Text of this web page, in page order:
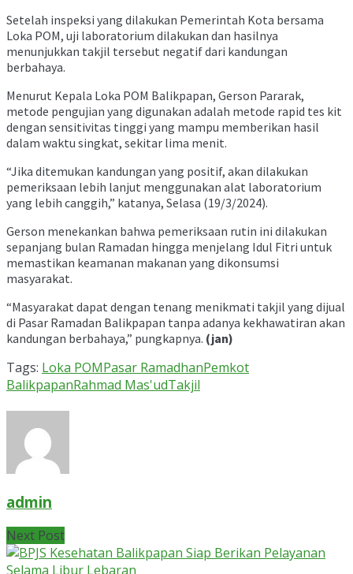
Setelah inspeksi yang dilakukan Pemerintah Kota bersama
Loka POM, uji laboratorium dilakukan dan hasilnya
menunjukkan takjil tersebut negatif dari kandungan
berbahaya.
Menurut Kepala Loka POM Balikpapan, Gerson Pararak,
metode pengujian yang digunakan adalah metode rapid tes kit
dengan sensitivitas tinggi yang mampu memberikan hasil
dalam waktu singkat, sekitar lima menit.
“Jika ditemukan kandungan yang positif, akan dilakukan
pemeriksaan lebih lanjut menggunakan alat laboratorium
yang lebih canggih,” katanya, Selasa (19/3/2024).
Gerson menekankan bahwa pemeriksaan rutin ini dilakukan
sepanjang bulan Ramadan hingga menjelang Idul Fitri untuk
memastikan keamanan makanan yang dikonsumsi
masyarakat.
“Masyarakat dapat dengan tenang menikmati takjil yang dijual
di Pasar Ramadan Balikpapan tanpa adanya kekhawatiran akan
kandungan berbahaya,” pungkapnya. (jan)
Tags: Loka POMPasar RamadhanPemkot
BalikpapanRahmad Mas'udTakjil
admin
Next Post